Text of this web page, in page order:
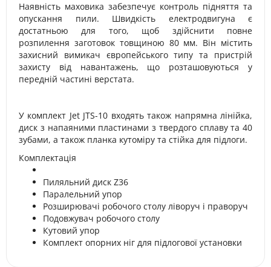
Наявність маховика забезпечує контроль підняття та
опускання пили. Швидкість електродвигуна є
достатньою для того, щоб здійснити повне
розпилення заготовок товщиною 80 мм. Він містить
захисний вимикач європейського типу та пристрій
захисту від навантажень, що розташовуються у
передній частині верстата.
У комплект Jet JTS-10 входять також напрямна лінійка,
диск з напаяними пластинами з твердого сплаву та 40
зубами, а також планка кутоміру та стійка для підлоги.
Комплектація
Пиляльний диск Z36
Паралельний упор
Розширювачі робочого столу ліворуч і праворуч
Подовжувач робочого столу
Кутовий упор
Комплект опорних ніг для підлогової установки